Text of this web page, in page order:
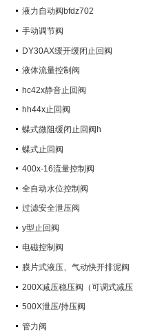
液力自动阀bfdz702
手动调节阀
DY30AX缓开缓闭止回阀
液体流量控制阀
hc42x静音止回阀
hh44x止回阀
蝶式微阻缓闭止回阀h
蝶式止回阀
400x-16流量控制阀
全自动水位控制阀
过滤安全泄压阀
y型止回阀
电磁控制阀
膜片式液压、气动快开排泥阀
200X减压稳压阀（可调式减压
阀）
500X泄压/持压阀
管力阀